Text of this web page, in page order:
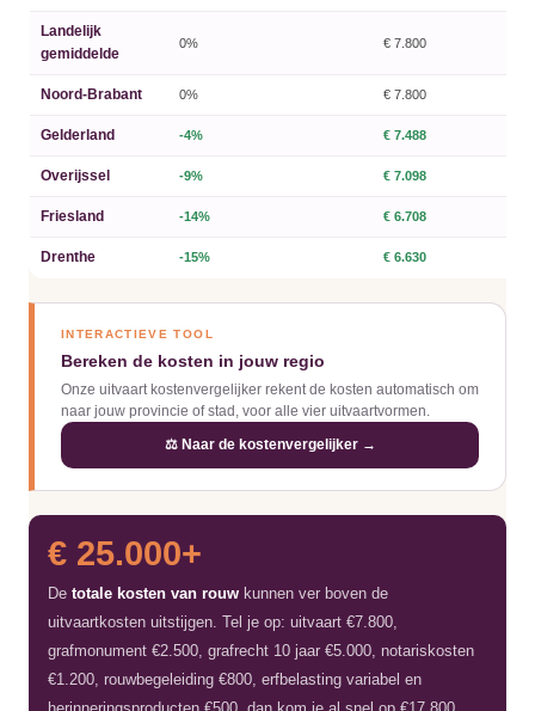
Landelijk
gemiddelde
0% € 7.800
Noord-Brabant 0% € 7.800
Gelderland -4% € 7.488
Overijssel -9% € 7.098
Friesland -14% € 6.708
Drenthe -15% € 6.630
INTERACTIEVE TOOL
Bereken de kosten in jouw regio
Onze uitvaart kostenvergelijker rekent de kosten automatisch om
naar jouw provincie of stad, voor alle vier uitvaartvormen.
⚖️ Naar de kostenvergelijker →
€ 25.000+
De totale kosten van rouw kunnen ver boven de
uitvaartkosten uitstijgen. Tel je op: uitvaart €7.800,
grafmonument €2.500, grafrecht 10 jaar €5.000, notariskosten
€1.200, rouwbegeleiding €800, erfbelasting variabel en
herinneringsproducten €500, dan kom je al snel op €17.800